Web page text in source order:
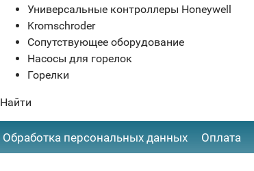
Универсальные контроллеры Honeywell
Kromschroder
Сопутствующее оборудование
Насосы для горелок
Горелки
Найти
Обработка персональных данных Оплата